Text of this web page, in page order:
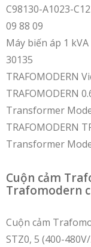
C98130-A1023-
09 88 09
Máy biến áp 1
30135
TRAFOMODERN
TRAFOMODERN
Transformer
TRAFOMODERN
Transformer
Cuộn cảm
Trafomodern
Cuộn cảm
STZ0, 5 (400-